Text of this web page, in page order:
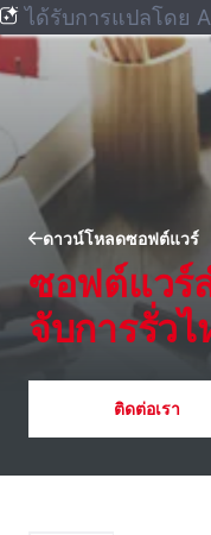
ได้รับการแปลโดย
ดาวน์โหลดซอฟต์แวร์
ซอฟต์แวร์
จับการรั่วไ
ติดต่อเรา